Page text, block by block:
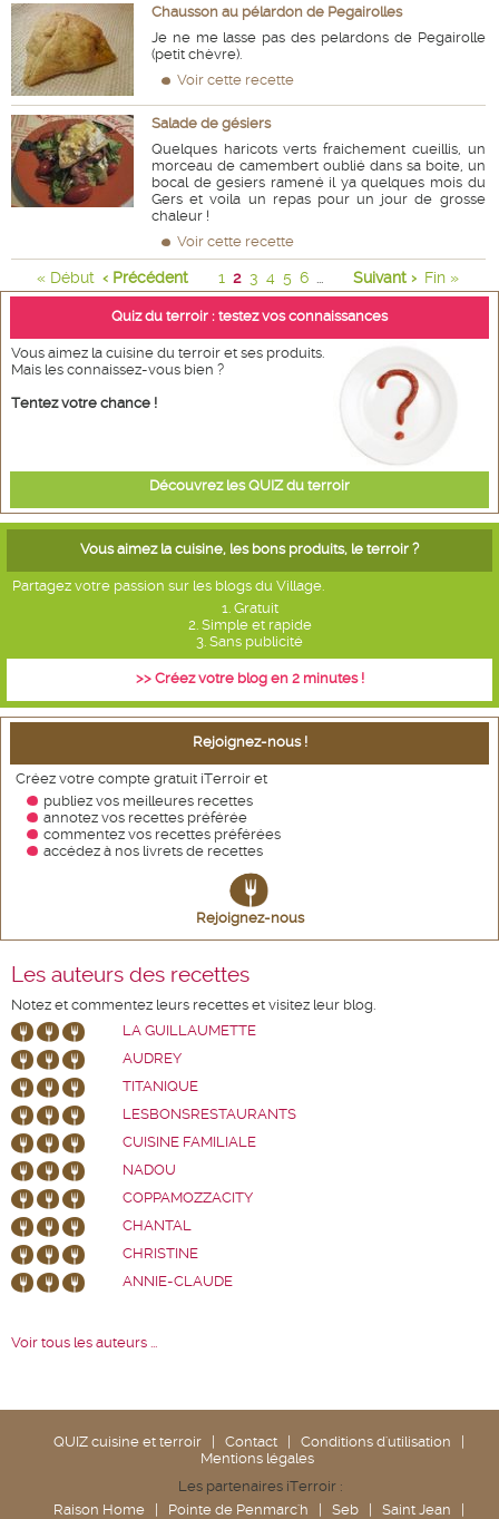
Chausson au pélardon de Pegairolles
Je ne me lasse pas des pelardons de Pegairolle
(petit chèvre).
Voir cette recette
Salade de gésiers
Quelques haricots verts fraichement cueillis, un
morceau de camembert oublié dans sa boite, un
bocal de gesiers ramené il ya quelques mois du
Gers et voila un repas pour un jour de grosse
chaleur !
Voir cette recette
« Début ‹ Précédent 1 2 3 4 5 6 ... Suivant › Fin »
Quiz du terroir : testez vos connaissances
Vous aimez la cuisine du terroir et ses produits.
Mais les connaissez-vous bien ?
Tentez votre chance !
Découvrez les QUIZ du terroir
Vous aimez la cuisine, les bons produits, le terroir ?
Partagez votre passion sur les blogs du Village.
1. Gratuit
2. Simple et rapide
3. Sans publicité
>> Créez votre blog en 2 minutes !
Rejoignez-nous !
Créez votre compte gratuit iTerroir et
publiez vos meilleures recettes
annotez vos recettes préférée
commentez vos recettes préférées
accédez à nos livrets de recettes
Rejoignez-nous
Les auteurs des recettes
Notez et commentez leurs recettes et visitez leur blog.
LA GUILLAUMETTE
AUDREY
TITANIQUE
LESBONSRESTAURANTS
CUISINE FAMILIALE
NADOU
COPPAMOZZACITY
CHANTAL
CHRISTINE
ANNIE-CLAUDE
Voir tous les auteurs ...
QUIZ cuisine et terroir Contact Conditions d'utilisation
Mentions légales
Les partenaires iTerroir :
Raison Home
Pointe de Penmarc'h Seb Saint Jean